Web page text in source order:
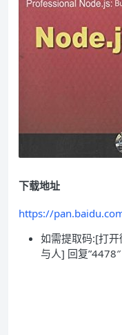
下载地址
https://
如需提取码:[打
与人] 回复